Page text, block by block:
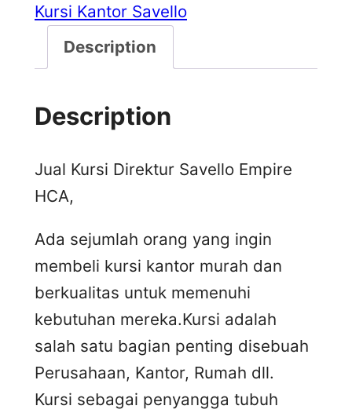
Kursi Kantor Savello
Description
Description
Jual Kursi Direktur Savello Empire
HCA,
Ada sejumlah orang yang ingin
membeli kursi kantor murah dan
berkualitas untuk memenuhi
kebutuhan mereka.Kursi adalah
salah satu bagian penting disebuah
Perusahaan, Kantor, Rumah dll.
Kursi sebagai penyangga tubuh